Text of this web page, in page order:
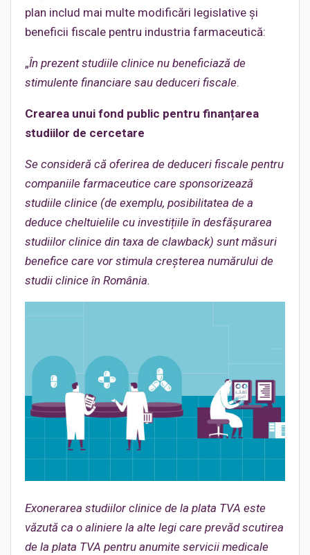
plan includ mai multe modificări legislative și
beneficii fiscale pentru industria farmaceutică:
„În prezent studiile clinice nu beneficiază de
stimulente financiare sau deduceri fiscale.
Crearea unui fond public pentru finanțarea
studiilor de cercetare
Se consideră că oferirea de deduceri fiscale pentru
companiile farmaceutice care sponsorizează
studiile clinice (de exemplu, posibilitatea de a
deduce cheltuielile cu investițiile în desfășurarea
studiilor clinice din taxa de clawback) sunt măsuri
benefice care vor stimula creșterea numărului de
studii clinice în România.
Exonerarea studiilor clinice de la plata TVA este
văzută ca o aliniere la alte legi care prevăd scutirea
de la plata TVA pentru anumite servicii medicale